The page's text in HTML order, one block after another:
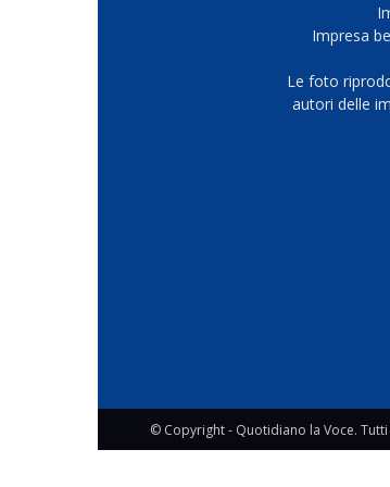
Impresa
Le foto
autori delle
© Copyright - Quotidiano la Voce.